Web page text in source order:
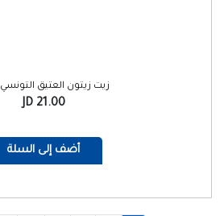
زيت زيتون العتيق التونسي 5 لتر
21.00 JD
أضف إلى السلة